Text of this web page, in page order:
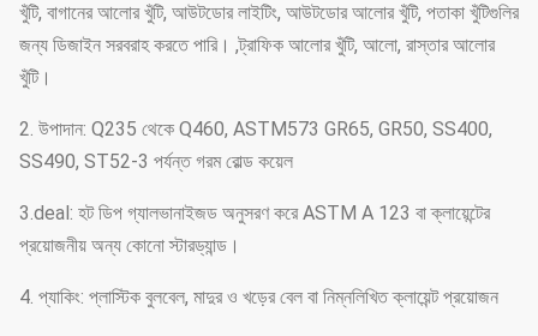
খুঁটি, বাগানের আলোর খুঁটি, আউটডোর লাইটিং, আউটডোর আলোর খুঁটি, পতাকা খুঁটিগুলির
জন্য ডিজাইন সরবরাহ করতে পারি। ,ট্রাফিক আলোর খুঁটি, আলো, রাস্তার আলোর
খুঁটি।
2. উপাদান: Q235 থেকে Q460, ASTM573 GR65, GR50, SS400,
SS490, ST52-3 পর্যন্ত গরম রোল্ড কয়েল
3.deal: হট ডিপ গ্যালভানাইজড অনুসরণ করে ASTM A 123 বা ক্লায়েন্টের
প্রয়োজনীয় অন্য কোনো স্টারড্যান্ড।
4. প্যাকিং: প্লাস্টিক বুলবেল, মাদুর ও খড়ের বেল বা নিম্নলিখিত ক্লায়েন্ট প্রয়োজন